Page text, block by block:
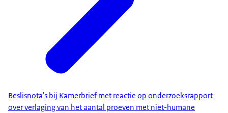
Beslisnota's bij Kamerbrief met reactie op onderzoeksrapport
over verlaging van het aantal proeven met niet-humane